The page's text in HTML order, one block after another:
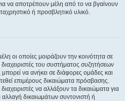
να αποτρέπουν μέλη από το να βγαίνουν
ή προσβλητικό υλικό.
οι οποίες μοιράζουν την κοινότητα σε
του συστήματος συζητήσεων
να ανήκει σε διάφορες ομάδες και
επιμέρους δικαιώματα πρόσβασης.
να αλλάξουν τα δικαιώματα για
δικαιωμάτων συντονιστή ή